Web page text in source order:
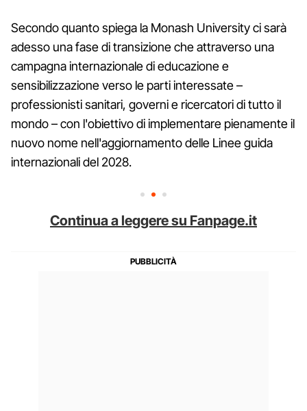
Secondo quanto spiega la Monash University ci sarà
adesso una fase di transizione che attraverso una
campagna internazionale di educazione e
sensibilizzazione verso le parti interessate –
professionisti sanitari, governi e ricercatori di tutto il
mondo – con l'obiettivo di implementare pienamente il
nuovo nome nell'aggiornamento delle Linee guida
internazionali del 2028.
Continua a leggere su Fanpage.it